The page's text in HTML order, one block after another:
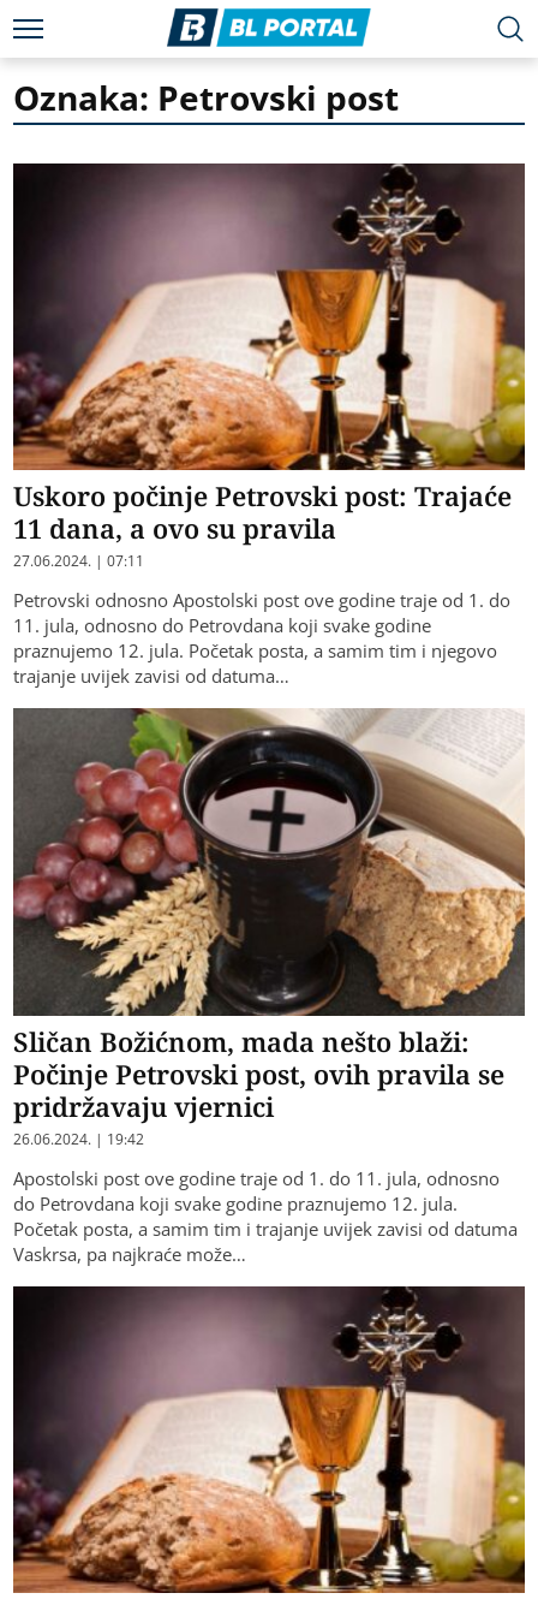
Oznaka: Petrovski post
Uskoro počinje Petrovski post: Trajaće
11 dana, a ovo su pravila
27.06.2024. | 07:11
Petrovski odnosno Apostolski post ove godine traje od 1. do
11. jula, odnosno do Petrovdana koji svake godine
praznujemo 12. jula. Početak posta, a samim tim i njegovo
trajanje uvijek zavisi od datuma…
Sličan Božićnom, mada nešto blaži:
Počinje Petrovski post, ovih pravila se
pridržavaju vjernici
26.06.2024. | 19:42
Apostolski post ove godine traje od 1. do 11. jula, odnosno
do Petrovdana koji svake godine praznujemo 12. jula.
Početak posta, a samim tim i trajanje uvijek zavisi od datuma
Vaskrsa, pa najkraće može…